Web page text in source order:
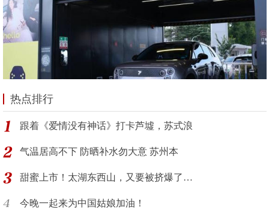
热点排行
跟着《爱情没有神话》打卡芦墟，苏式浪
气温居高不下 防晒补水勿大意 苏州本
甜蜜上市！太湖东西山，又要被挤爆了…
今晚一起来为中国姑娘加油！